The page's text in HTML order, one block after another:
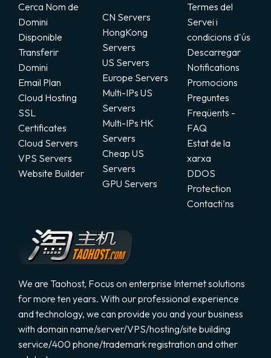
澳门机房(速度快/直连)
台湾机房(速度快/直连)
俄罗斯机房（独立显卡）
transferir un Domini
Cerca Nom de
Domini
Disponible
Transferir
Domini
Email Plan
Cloud Hosting
SSL
Certificates
Cloud Servers
VPS Servers
Website Builder
CN Servers
HongKong
Servers
US Servers
Europe Servers
Multi-IPs US
Servers
Multi-IPs HK
Servers
Cheap US
Servers
GPU Servers
Termes del
Servei i
condicions d'ús
Descarregar
Notifications
Promocions
Preguntes
Freqüents -
FAQ
Estat de la
xarxa
DDOS
Protection
Contacti'ns
We are Taohost, Focus on enterprise Internet solutions
for more ten years. With our professional experience
and technology, we can provide you and your business
with domain name/server/VPS/hosting/site building
service/400 phone/trademark registration and other